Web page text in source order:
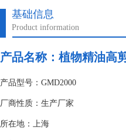
基础信息
Product information
产品名称：植物精油高
产品型号：GMD2000
厂商性质：生产厂家
所在地：上海